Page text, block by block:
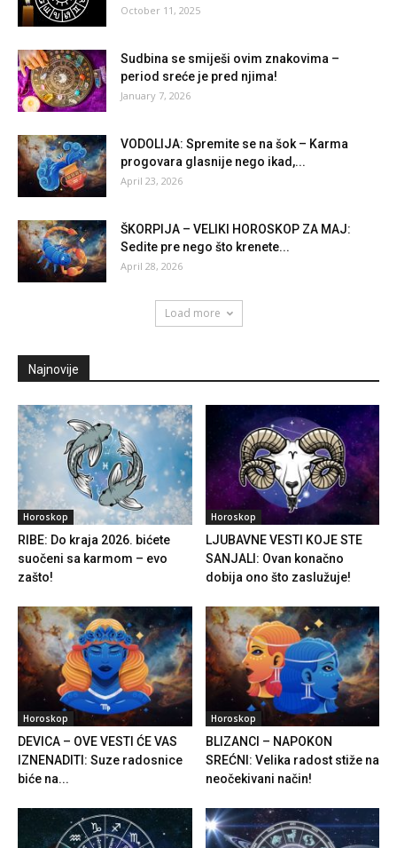
October 11, 2025
Sudbina se smiješi ovim znakovima –
period sreće je pred njima!
January 7, 2026
VODOLIJA: Spremite se na šok – Karma
progovara glasnije nego ikad,...
April 23, 2026
ŠKORPIJA – VELIKI HOROSKOP ZA MAJ:
Sedite pre nego što krenete...
April 28, 2026
Load more
Najnovije
Horoskop
RIBE: Do kraja 2026. bićete
suočeni sa karmom – evo
zašto!
Horoskop
LJUBAVNE VESTI KOJE STE
SANJALI: Ovan konačno
dobija ono što zaslužuje!
Horoskop
DEVICA – OVE VESTI ĆE VAS
IZNENADITI: Suze radosnice
biće na...
Horoskop
BLIZANCI – NAPOKON
SREĆNI: Velika radost stiže na
neočekivani način!